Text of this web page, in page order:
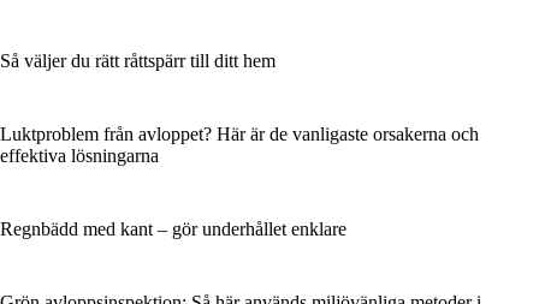
Så väljer du rätt råttspärr till ditt hem
Luktproblem från avloppet? Här är de vanligaste orsakerna och
effektiva lösningarna
Regnbädd med kant – gör underhållet enklare